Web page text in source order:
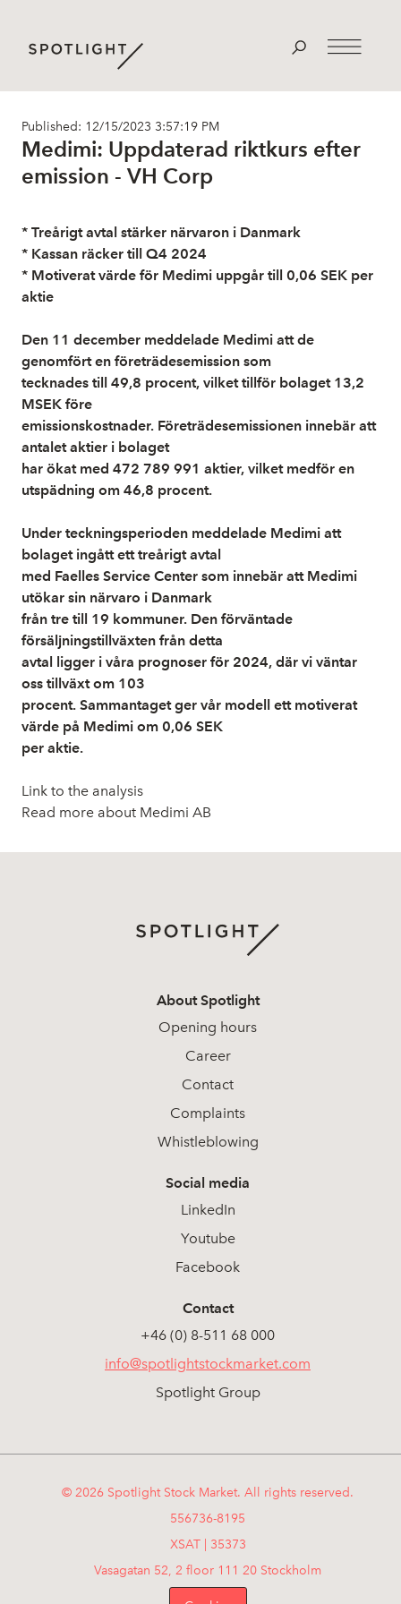
Published: 12/15/2023 3:57:19 PM
Medimi: Uppdaterad riktkurs efter
emission - VH Corp
* Treårigt avtal stärker närvaron i Danmark
* Kassan räcker till Q4 2024
* Motiverat värde för Medimi uppgår till 0,06 SEK per
aktie
Den 11 december meddelade Medimi att de
genomfört en företrädesemission som
tecknades till 49,8 procent, vilket tillför bolaget 13,2
MSEK före
emissionskostnader. Företrädesemissionen innebär att
antalet aktier i bolaget
har ökat med 472 789 991 aktier, vilket medför en
utspädning om 46,8 procent.
Under teckningsperioden meddelade Medimi att
bolaget ingått ett treårigt avtal
med Faelles Service Center som innebär att Medimi
utökar sin närvaro i Danmark
från tre till 19 kommuner. Den förväntade
försäljningstillväxten från detta
avtal ligger i våra prognoser för 2024, där vi väntar
oss tillväxt om 103
procent. Sammantaget ger vår modell ett motiverat
värde på Medimi om 0,06 SEK
per aktie.
Link to the analysis
Read more about Medimi AB
About Spotlight
Opening hours
Career
Contact
Complaints
Whistleblowing
Social media
LinkedIn
Youtube
Facebook
Contact
+46 (0) 8-511 68 000
info@spotlightstockmarket.com
Spotlight Group
© 2026 Spotlight Stock Market. All rights reserved.
556736-8195
XSAT | 35373
Vasagatan 52, 2 floor 111 20 Stockholm